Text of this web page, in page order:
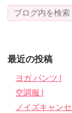
最近の投稿
ヨガ パンツ |
空調服 |
ノイズキャン